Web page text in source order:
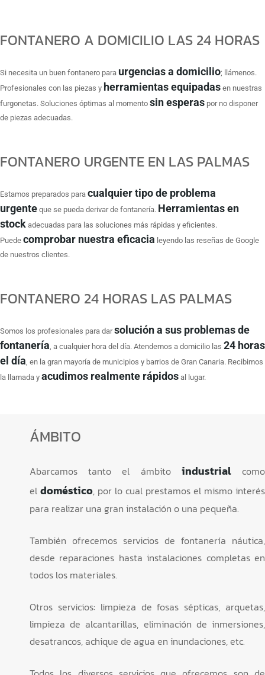
FONTANERO A DOMICILIO LAS 24 HORAS
Si necesita un buen fontanero para urgencias a domicilio; llámenos.
Profesionales con las piezas y herramientas equipadas en nuestras
furgonetas. Soluciones óptimas al momento sin esperas por no disponer
de piezas adecuadas.
FONTANERO URGENTE EN LAS PALMAS
Estamos preparados para cualquier tipo de problema
urgente que se pueda derivar de fontanería. Herramientas en
stock adecuadas para las soluciones más rápidas y eficientes.
Puede comprobar nuestra eficacia leyendo las reseñas de Google
de nuestros clientes.
FONTANERO 24 HORAS LAS PALMAS
Somos los profesionales para darsolución a sus problemas de
fontanería , a cualquier hora del día. Atendemos a domicilio las 24 horas
el día , en la gran mayoría de municipios y barrios de Gran Canaria. Recibimos
la llamada y acudimos realmente rápidos al lugar.
ÁMBITO
Abarcamos tanto el ámbito industrialcomo
el doméstico, por lo cual prestamos el mismo interés
para realizar una gran instalación o una pequeña.
También ofrecemos servicios de fontanería náutica,
desde reparaciones hasta instalaciones completas en
todos los materiales.
Otros servicios: limpieza de fosas sépticas, arquetas,
limpieza de alcantarillas, eliminación de inmersiones,
desatrancos, achique de agua en inundaciones, etc.